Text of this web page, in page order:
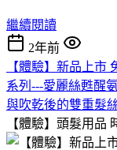
繼續閱讀
2年前
【體驗】新品上市
系列---愛麗絲甦醒
與吹乾後的雙重髮
【體驗】頭髮用品